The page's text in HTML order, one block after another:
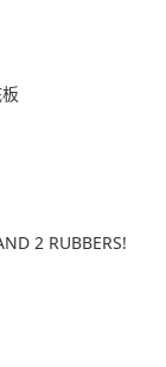
2 RUBBERS!